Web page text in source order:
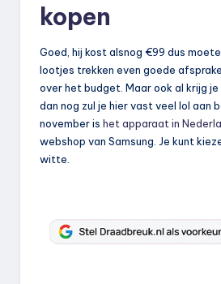
kopen
Goed, hij kost alsnog €99 dus
lootjes trekken even goede
over het budget. Maar ook al krijg je
dan nog zul je hier vast veel lol aan
november is het apparaat in
webshop van Samsung. Je kunt
witte.